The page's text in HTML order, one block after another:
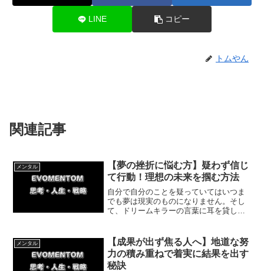
LINE コピー
トムやん
関連記事
メンタル
【夢の挫折に悩む方】疑わず信じ
て行動！理想の未来を掴む方法
自分で自分のことを疑っていてはいつま
でも夢は現実のものになりません。そし
て、ドリームキラーの言葉に耳を貸して
介していきます。
メンタル
【成果が出ず焦る人へ】地道な努
力の積み重ねで着実に結果を出す
秘訣